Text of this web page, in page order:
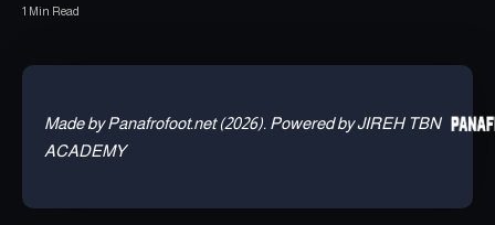
1 Min Read
Made by Panafrofoot.net (2026). Powered by JIREH TBN
ACADEMY